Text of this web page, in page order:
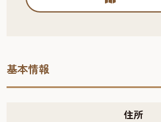
基本情報
住所